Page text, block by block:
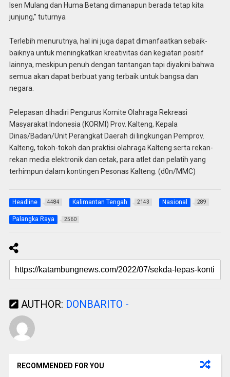
Isen Mulang dan Huma Betang dimanapun berada tetap kita
junjung,” tuturnya
Terlebih menurutnya, hal ini juga dapat dimanfaatkan sebaik-
baiknya untuk meningkatkan kreativitas dan kegiatan positif
lainnya, meskipun penuh dengan tantangan tapi diyakini bahwa
semua akan dapat berbuat yang terbaik untuk bangsa dan
negara.
Pelepasan dihadiri Pengurus Komite Olahraga Rekreasi
Masyarakat Indonesia (KORMI) Prov. Kalteng, Kepala
Dinas/Badan/Unit Perangkat Daerah di lingkungan Pemprov.
Kalteng, tokoh-tokoh dan praktisi olahraga Kalteng serta rekan-
rekan media elektronik dan cetak, para atlet dan pelatih yang
terhimpun dalam kontingen Pesonas Kalteng. (d0n/MMC)
Headline 4484 Kalimantan Tengah 2143 Nasional 289
Palangka Raya 2560
AUTHOR: DONBARITO -
RECOMMENDED FOR YOU